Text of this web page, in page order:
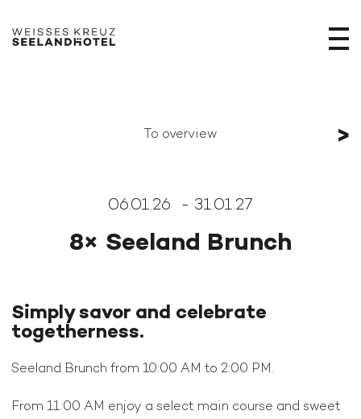
To overview >
06.01.26 - 31.01.27
8× Seeland Brunch
Simply savor and celebrate
togetherness.
Seeland Brunch from 10:00 AM to 2:00 PM.
From 11:00 AM enjoy a select main course and sweet